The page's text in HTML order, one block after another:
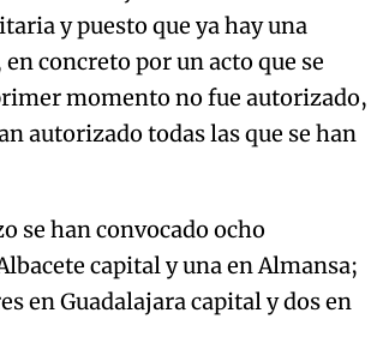
y puesto que ya hay una
concreto por un acto que se
momento no fue autorizado,
autorizado todas las que se han
se han convocado ocho
capital y una en Almansa;
en Guadalajara capital y dos en